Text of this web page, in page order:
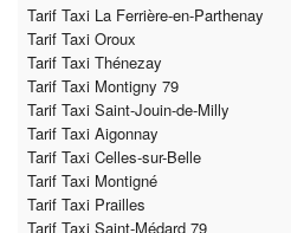
Tarif Taxi La Ferrière-en-Parthenay
Tarif Taxi Oroux
Tarif Taxi Thénezay
Tarif Taxi Montigny 79
Tarif Taxi Saint-Jouin-de-Milly
Tarif Taxi Aigonnay
Tarif Taxi Celles-sur-Belle
Tarif Taxi Montigné
Tarif Taxi Prailles
Tarif Taxi Saint-Médard 79